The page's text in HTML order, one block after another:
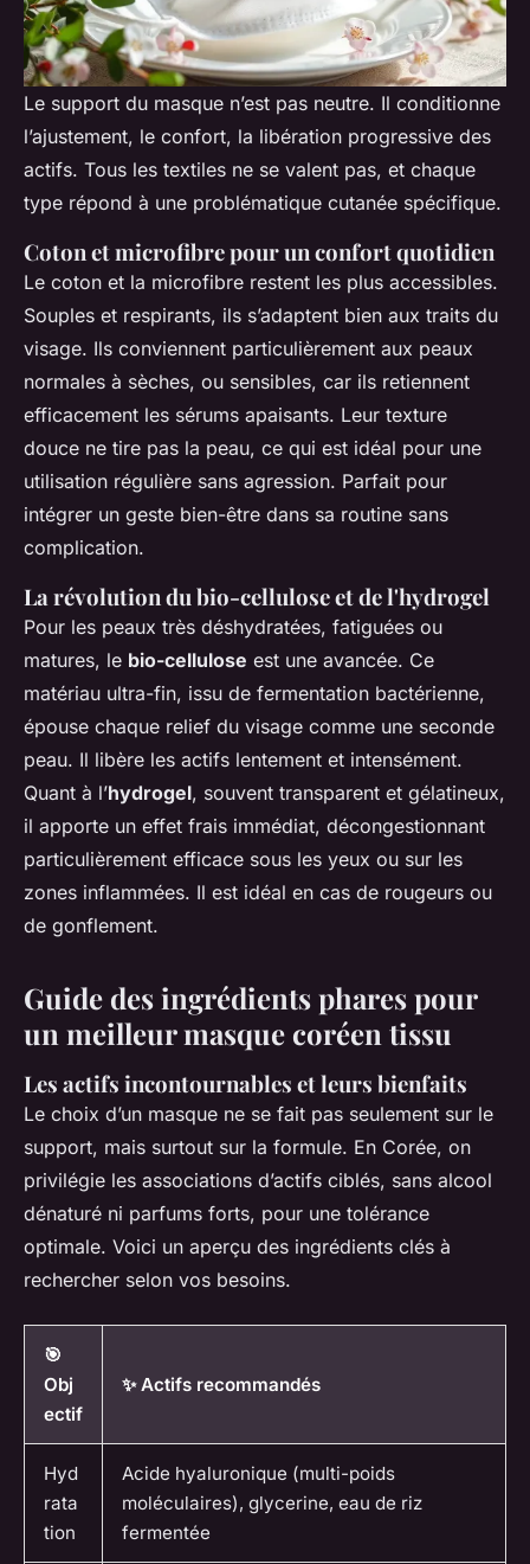
Le support du masque n’est pas neutre. Il conditionne
l’ajustement, le confort, la libération progressive des
actifs. Tous les textiles ne se valent pas, et chaque
type répond à une problématique cutanée spécifique.
Coton et microfibre pour un confort quotidien
Le coton et la microfibre restent les plus accessibles.
Souples et respirants, ils s’adaptent bien aux traits du
visage. Ils conviennent particulièrement aux peaux
normales à sèches, ou sensibles, car ils retiennent
efficacement les sérums apaisants. Leur texture
douce ne tire pas la peau, ce qui est idéal pour une
utilisation régulière sans agression. Parfait pour
intégrer un geste bien-être dans sa routine sans
complication.
La révolution du bio-cellulose et de l'hydrogel
Pour les peaux très déshydratées, fatiguées ou
matures, le bio-cellulose est une avancée. Ce
matériau ultra-fin, issu de fermentation bactérienne,
épouse chaque relief du visage comme une seconde
peau. Il libère les actifs lentement et intensément.
Quant à l’hydrogel, souvent transparent et gélatineux,
il apporte un effet frais immédiat, décongestionnant
particulièrement efficace sous les yeux ou sur les
zones inflammées. Il est idéal en cas de rougeurs ou
de gonflement.
Guide des ingrédients phares pour
un meilleur masque coréen tissu
Les actifs incontournables et leurs bienfaits
Le choix d’un masque ne se fait pas seulement sur le
support, mais surtout sur la formule. En Corée, on
privilégie les associations d’actifs ciblés, sans alcool
dénaturé ni parfums forts, pour une tolérance
optimale. Voici un aperçu des ingrédients clés à
rechercher selon vos besoins.
🎯
Obj
ectif
✨ Actifs recommandés
Hyd
rata
tion
Acide hyaluronique (multi-poids
moléculaires), glycerine, eau de riz
fermentée